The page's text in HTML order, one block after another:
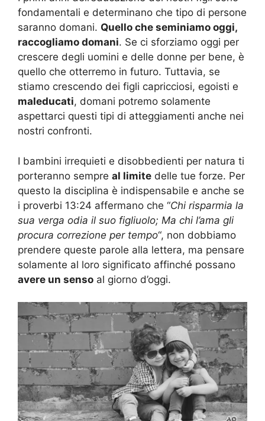
fondamentali e determinano che tipo di persone
saranno domani. Quello che seminiamo oggi,
raccogliamo domani. Se ci sforziamo oggi per
crescere degli uomini e delle donne per bene, è
quello che otterremo in futuro. Tuttavia, se
stiamo crescendo dei figli capricciosi, egoisti e
maleducati, domani potremo solamente
aspettarci questi tipi di atteggiamenti anche nei
nostri confronti.
I bambini irrequieti e disobbedienti per natura ti
porteranno sempre al limite delle tue forze. Per
questo la disciplina è indispensabile e anche se
i proverbi 13:24 affermano che “Chi risparmia la
sua verga odia il suo figliuolo; Ma chi l’ama gli
procura correzione per tempo“, non dobbiamo
prendere queste parole alla lettera, ma pensare
solamente al loro significato affinché possano
avere un senso al giorno d’oggi.